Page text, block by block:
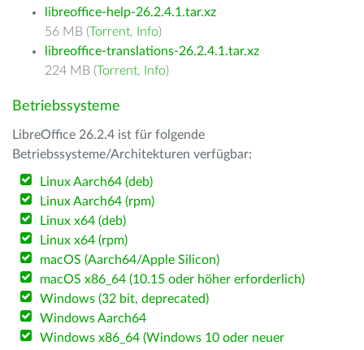
libreoffice-help-26.2.4.1.tar.xz
56 MB (Torrent, Info)
libreoffice-translations-26.2.4.1.tar.xz
224 MB (Torrent, Info)
Betriebssysteme
LibreOffice 26.2.4 ist für folgende
Betriebssysteme/Architekturen verfügbar:
Linux Aarch64 (deb)
Linux Aarch64 (rpm)
Linux x64 (deb)
Linux x64 (rpm)
macOS (Aarch64/Apple Silicon)
macOS x86_64 (10.15 oder höher erforderlich)
Windows (32 bit, deprecated)
Windows Aarch64
Windows x86_64 (Windows 10 oder neuer